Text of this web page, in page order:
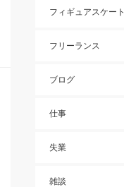
フィギュアスケート
フリーランス
ブログ
仕事
失業
雑談